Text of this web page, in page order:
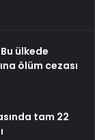
ülkede
ölüm cezası
tam 22